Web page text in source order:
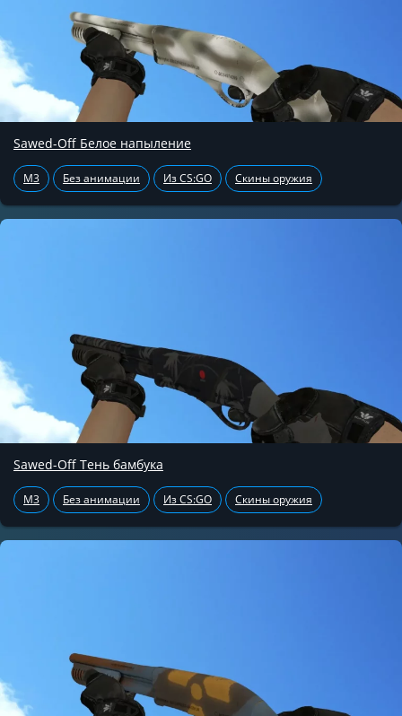
Sawed-Off Белое напыление
M3 Без анимации Из CS:GO Скины оружия
Sawed-Off Тень бамбука
M3 Без анимации Из CS:GO Скины оружия